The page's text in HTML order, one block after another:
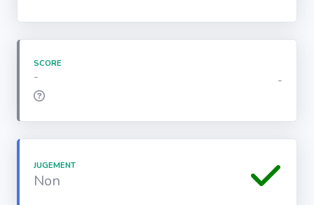
SCORE
- -
JUGEMENT
Non